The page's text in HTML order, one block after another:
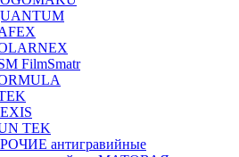
FilmSmatr
TEK
антигравийные